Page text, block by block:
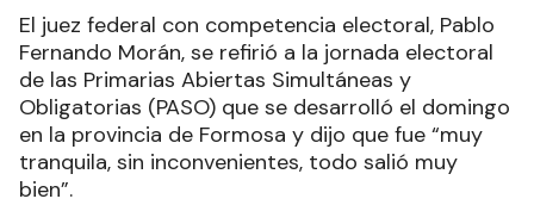
El juez federal con competencia electoral, Pablo
Fernando Morán, se refirió a la jornada electoral
de las Primarias Abiertas Simultáneas y
Obligatorias (PASO) que se desarrolló el domingo
en la provincia de Formosa y dijo que fue “muy
tranquila, sin inconvenientes, todo salió muy
bien”.